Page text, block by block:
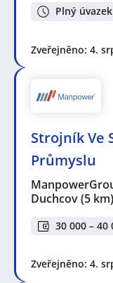
Plný úvazek
Zveřejněno: 4.
Strojník Ve
Průmyslu
Duchcov(5 km)
30 000 – 40
Zveřejněno: 4.